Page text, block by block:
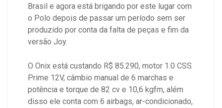
Brasil e agora está brigando por este lugar com
o Polo depois de passar um período sem ser
produzido por conta da falta de peças e fim da
versão Joy.
O Onix está custando R$ 85.290, motor 1.0 CSS
Prime 12V, câmbio manual de 6 marchas e
potência e torque de 82 cv e 10,6 kgfm, além
disso ele conta com 6 airbags, ar-condicionado,